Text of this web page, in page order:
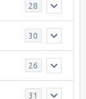
28
30
26
31